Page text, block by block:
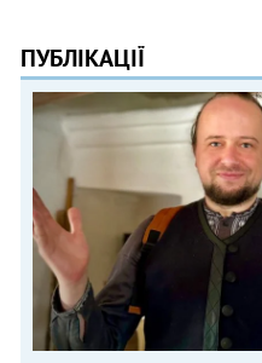
ПУБЛІКАЦІЇ